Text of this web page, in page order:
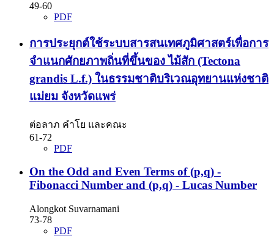
49-60
PDF
การประยุกต์ใช้ระบบสารสนเทศภูมิศาสตร์เพื่อการ
จำแนกศักยภาพถิ่นที่ขึ้นของ ไม้สัก (Tectona
grandis L.f.) ในธรรมชาติบริเวณอุทยานแห่งชาติ
แม่ยม จังหวัดแพร่
ต่อลาภ คำโย และคณะ
61-72
PDF
On the Odd and Even Terms of (p,q) -
Fibonacci Number and (p,q) - Lucas Number
Alongkot Suvarnamani
73-78
PDF